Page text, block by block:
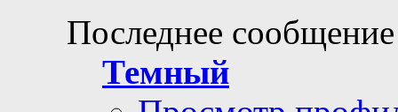
Последнее
Темный